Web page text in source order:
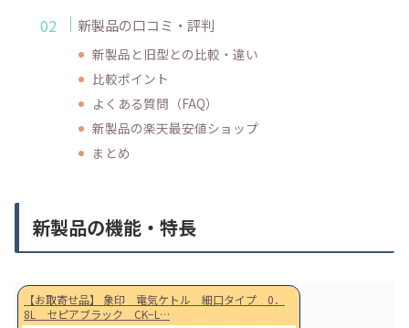
新製品の口コミ・評判
新製品と旧型との比較・違い
比較ポイント
よくある質問（FAQ）
新製品の楽天最安値ショップ
まとめ
新製品の機能・特長
【お取寄せ品】 象印 電気ケトル 細口タイプ 0．
8L セピアブラック CK−L…